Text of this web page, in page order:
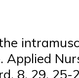
8, 29, 25-